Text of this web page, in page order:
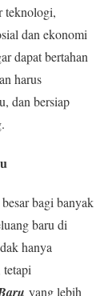
teknologi,
dan ekonomi
dapat bertahan
harus
dan bersiap
bagi banyak
baru di
hanya
tetapi
yang lebih